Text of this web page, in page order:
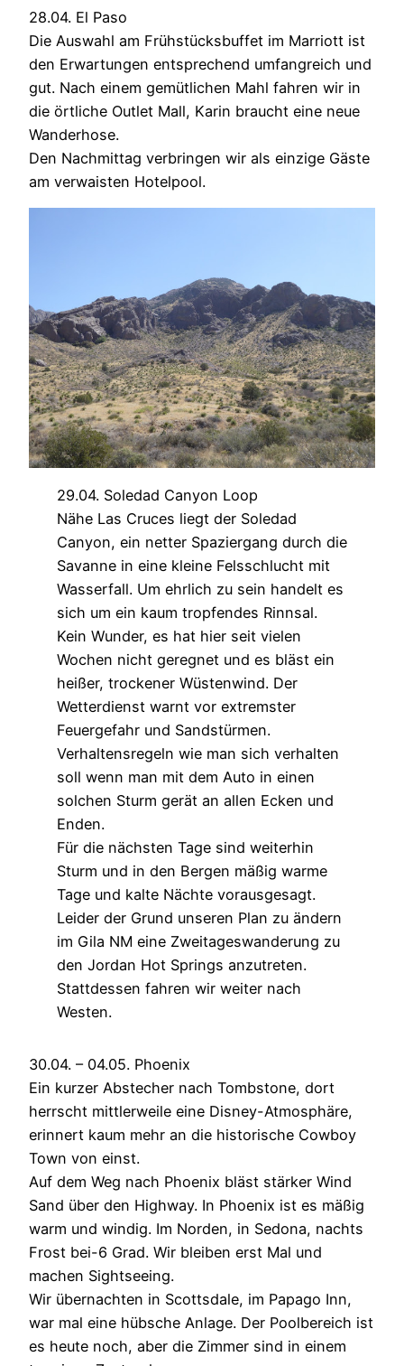
28.04. El Paso
Die Auswahl am Frühstücksbuffet im Marriott ist
den Erwartungen entsprechend umfangreich und
gut. Nach einem gemütlichen Mahl fahren wir in
die örtliche Outlet Mall, Karin braucht eine neue
Wanderhose.
Den Nachmittag verbringen wir als einzige Gäste
am verwaisten Hotelpool.
29.04. Soledad Canyon Loop
Nähe Las Cruces liegt der Soledad
Canyon, ein netter Spaziergang durch die
Savanne in eine kleine Felsschlucht mit
Wasserfall. Um ehrlich zu sein handelt es
sich um ein kaum tropfendes Rinnsal.
Kein Wunder, es hat hier seit vielen
Wochen nicht geregnet und es bläst ein
heißer, trockener Wüstenwind. Der
Wetterdienst warnt vor extremster
Feuergefahr und Sandstürmen.
Verhaltensregeln wie man sich verhalten
soll wenn man mit dem Auto in einen
solchen Sturm gerät an allen Ecken und
Enden.
Für die nächsten Tage sind weiterhin
Sturm und in den Bergen mäßig warme
Tage und kalte Nächte vorausgesagt.
Leider der Grund unseren Plan zu ändern
im Gila NM eine Zweitageswanderung zu
den Jordan Hot Springs anzutreten.
Stattdessen fahren wir weiter nach
Westen.
30.04. – 04.05. Phoenix
Ein kurzer Abstecher nach Tombstone, dort
herrscht mittlerweile eine Disney-Atmosphäre,
erinnert kaum mehr an die historische Cowboy
Town von einst.
Auf dem Weg nach Phoenix bläst stärker Wind
Sand über den Highway. In Phoenix ist es mäßig
warm und windig. Im Norden, in Sedona, nachts
Frost bei-6 Grad. Wir bleiben erst Mal und
machen Sightseeing.
Wir übernachten in Scottsdale, im Papago Inn,
war mal eine hübsche Anlage. Der Poolbereich ist
es heute noch, aber die Zimmer sind in einem